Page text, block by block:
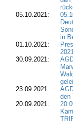
05.10.2021:
in
01.10.2021:
30.09.2021:
23.09.2021:
den
20.09.2021: